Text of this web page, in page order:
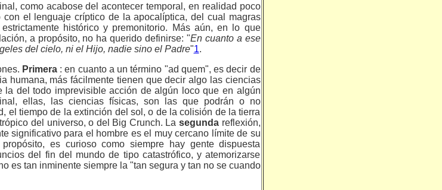
como acabose del acontecer temporal, en realidad poco
el lenguaje críptico de la apocalíptica, del cual magras
histórico y premonitorio. Más aún, en lo que
a propósito, no ha querido definirse: "En cuanto a ese
del cielo, ni el Hijo, nadie sino el Padre"1.
Primera : en cuanto a un término "ad quem", es decir de
humana, más fácilmente tienen que decir algo las ciencias
la del todo imprevisible acción de algún loco que en algún
ellas, las ciencias físicas, son las que podrán o no
el tiempo de la extinción del sol, o de la colisión de la tierra
del universo, o del Big Crunch. La segunda reflexión,
significativo para el hom­bre es el muy cercano límite de su
es curioso como siempre hay gente dispuesta
del fin del mundo de tipo catastrófico, y atemorizarse
es tan inminente siempre la "tan segura y tan no se cuando